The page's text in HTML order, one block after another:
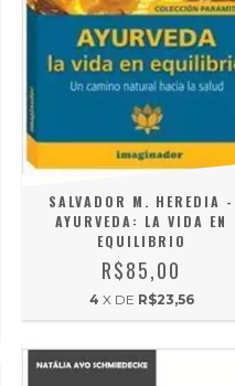
SALVADOR M. HEREDIA -
AYURVEDA: LA VIDA EN
EQUILIBRIO
R$85,00
4 X DE R$23,56